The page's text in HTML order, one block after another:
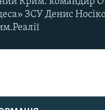
ЗСУ Денис